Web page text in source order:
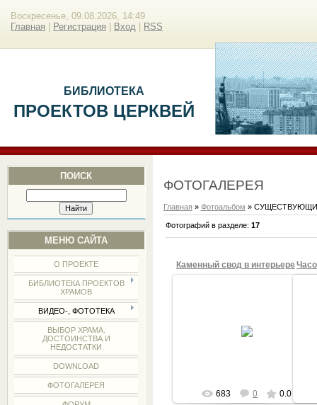
Воскресенье, 09.08.2026, 14:49
Главная
Регистрация Вход RSS
БИБЛИОТЕКА
ПРОЕКТОВ ЦЕРКВЕЙ
ПОИСК
МЕНЮ САЙТА
О ПРОЕКТЕ
БИБЛИОТЕКА ПРОЕКТОВ
ХРАМОВ
ВИДЕО-, ФОТОТЕКА
ВЫБОР ХРАМА.
ДОСТОИНСТВА И
НЕДОСТАТКИ
DOWNLOAD
ФОТОГАЛЕРЕЯ
ФОТОГАЛЕРЕЯ
Главная » Фотоальбом »
Фотографий в разделе: 17
Каменный свод в интерьере
http://www.gewoelbe-lehm.at/
683 0 0.0